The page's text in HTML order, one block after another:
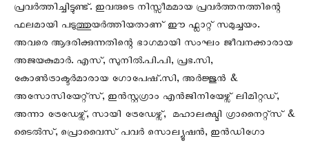
പ്രവർത്തിച്ചിട്ടുണ്ട്. ഇവരുടെ നിസ്സീമമായ പ്രവർത്തനത്തിന്റെ
ഫലമായി പടുത്തുയർത്തിയതാണ് ഈ ഫ്ലാറ്റ് സമുച്ചയം.
അവരെ ആദരിക്കുന്നതിന്റെ ഭാഗമായി സംഘം ജീവനക്കാരായ
അജയകുമാർ. എസ്, സുനിൽ.പി.പി, പ്രഭ.സി,
കോൺട്രാക്ടർമാരായ ഗോപേഷ്.സി, അർജ്ജുൻ &
അസോസിയേറ്റ്സ്, ഇൻസ്റ്റഗ്രാം എൻജിനിയേഴ്സ് ലിമിറ്റഡ്,
അന്നാ ട്രേഡേഴ്സ്, സായി ട്രേഡേഴ്സ്, മഹാലക്ഷ്മി ഗ്രാനൈറ്റ്സ് &
ടൈൽസ്, പ്രൊവൈസ് പവർ സൊല്യൂഷൻ, ഇൻഡിഗോ